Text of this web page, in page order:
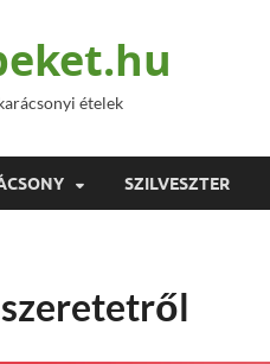
ételek
SZILVESZTER